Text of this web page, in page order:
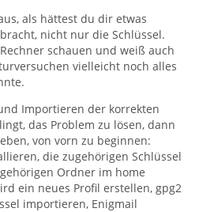
als hättest du dir etwas
nicht nur die Schlüssel.
schauen und weiß auch
vielleicht noch alles
Importieren der korrekten
das Problem zu lösen, dann
von vorn zu beginnen:
die zugehörigen Schlüssel
Ordner im home
ein neues Profil erstellen, gpg2
importieren, Enigmail